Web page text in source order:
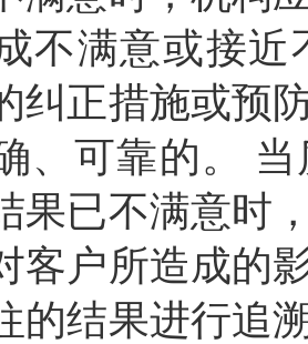
不满意或接
纠正措施或预
、可靠的。
果已不满意时
客户所造成的
的结果进行追